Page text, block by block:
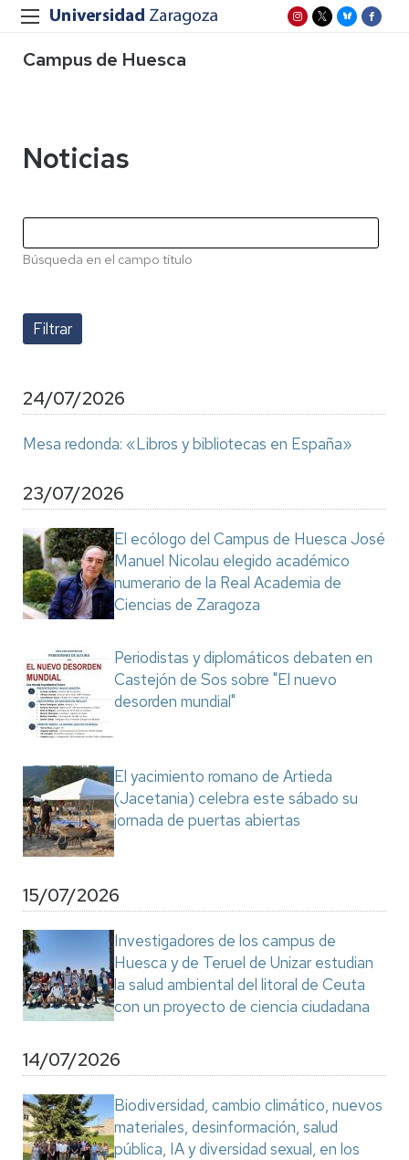
Campus de Huesca
Noticias
Búsqueda en el campo título
24/07/2026
Mesa redonda: «Libros y bibliotecas en España»
23/07/2026
El ecólogo del Campus de Huesca José
Manuel Nicolau elegido académico
numerario de la Real Academia de
Ciencias de Zaragoza
Periodistas y diplomáticos debaten en
Castejón de Sos sobre "El nuevo
desorden mundial"
El yacimiento romano de Artieda
(Jacetania) celebra este sábado su
jornada de puertas abiertas
15/07/2026
Investigadores de los campus de
Huesca y de Teruel de Unizar estudian
la salud ambiental del litoral de Ceuta
con un proyecto de ciencia ciudadana
14/07/2026
Biodiversidad, cambio climático, nuevos
materiales, desinformación, salud
pública, IA y diversidad sexual, en los